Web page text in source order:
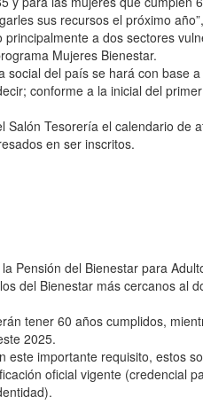
sus recursos el próximo
a dos sectores
Mujeres Bienestar.
del país se hará con base
conforme a la inicial del
Tesorería el calendario de
en ser inscritos.
Pensión del Bienestar para
del Bienestar más cercanos al
tener 60 años cumplidos,
2025.
importante requisito, estos
oficial vigente (credencial